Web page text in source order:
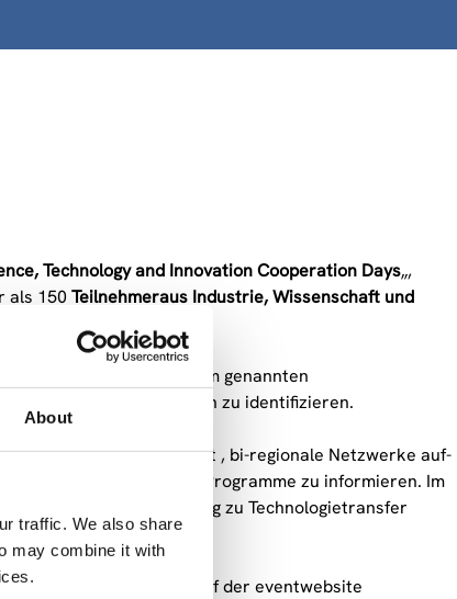
About
traffic. We also share
may combine it with
Technology and Innovation Cooperation Days„,
als 150Teilnehmeraus Industrie, Wissenschaft und
im genannten
Forschung und Innovation zu identifizieren.
bietendieMöglichkeit , bi-regionale Netzwerke auf-
multi- und bilaterale Programme zu informieren. Im
zu Technologietransfer
werden..
ist bis zum 1.11.2012auf der eventwebsite